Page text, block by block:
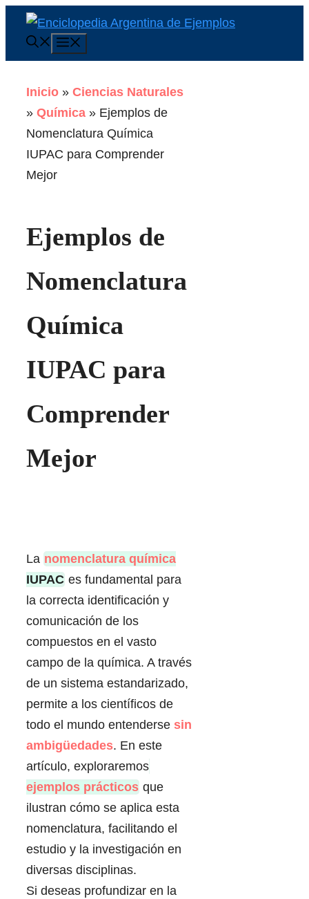
Saltar
contenido
Inicio » Ciencias Naturales
» Química » Ejemplos de
Nomenclatura Química
IUPAC para Comprender
Mejor
Ejemplos de
Nomenclatura
Química
IUPAC para
Comprender
Mejor
La nomenclatura química
IUPAC es fundamental para
la correcta identificación y
comunicación de los
compuestos en el vasto
campo de la química. A través
de un sistema estandarizado,
permite a los científicos de
todo el mundo entenderse sin
ambigüedades. En este
artículo, exploraremos
ejemplos prácticos que
ilustran cómo se aplica esta
nomenclatura, facilitando el
estudio y la investigación en
diversas disciplinas.
Si deseas profundizar en la